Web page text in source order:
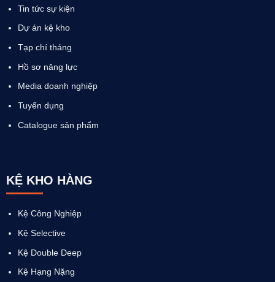
Tin tức sự kiện
Dự án kệ kho
Tạp chí tháng
Hồ sơ năng lực
Media doanh nghiệp
Tuyển dụng
Catalogue sản phẩm
KỆ KHO HÀNG
Kệ Công Nghiệp
Kệ Selective
Kệ Double Deep
Kệ Hạng Nặng